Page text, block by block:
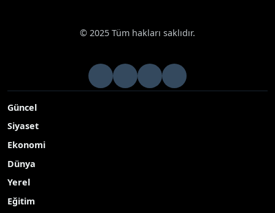
© 2025 Tüm hakları saklıdır.
Güncel
Siyaset
Ekonomi
Dünya
Yerel
Eğitim